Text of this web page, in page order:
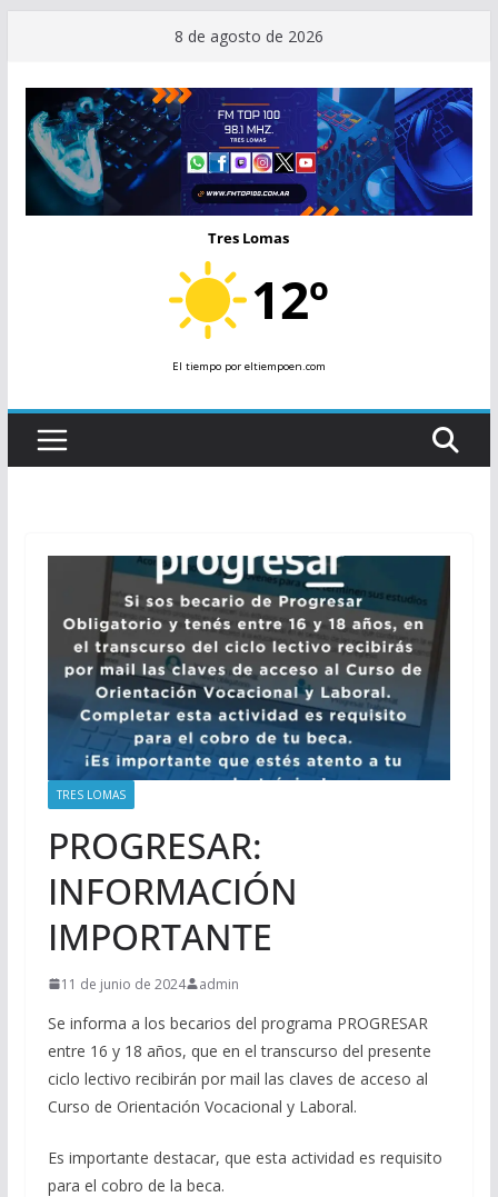
contenido
8 de agosto de 2026
Tres Lomas
12º
El tiempopor eltiempoen.com
TRES LOMAS
PROGRESAR:
INFORMACIÓN
IMPORTANTE
11 de junio de 2024 admin
Se informa a los becarios del programa PROGRESAR
entre 16 y 18 años, que en el transcurso del presente
ciclo lectivo recibirán por mail las claves de acceso al
Curso de Orientación Vocacional y Laboral.
Es importante destacar, que esta actividad es requisito
para el cobro de la beca.